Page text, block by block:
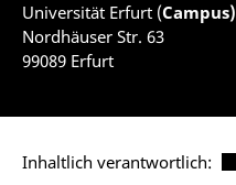
Universität Erfurt (Campus)
Nordhäuser Str. 63
99089 Erfurt
Inhaltlich verantwortlich: